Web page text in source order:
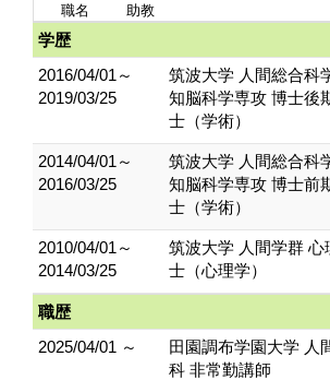
職名
助教
学歴
2016/04/01～
2019/03/25
筑波大学 人間総合科
知脳科学専攻 博士後
士（学術）
2014/04/01～
2016/03/25
筑波大学 人間総合科
知脳科学専攻 博士前
士（学術）
2010/04/01～
2014/03/25
筑波大学 人間学群 心
士（心理学）
職歴
2025/04/01 ～
田園調布学園大学 人
科 非常勤講師